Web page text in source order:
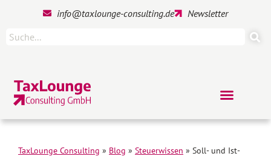
info@taxlounge-consulting.de Newsletter
TaxLounge Consulting » Blog » Steuerwissen » Soll- und Ist-